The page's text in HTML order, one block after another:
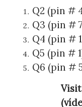
Q2 (pin #
Q3 (pin #
Q4 (pin #
Q5 (pin #
Q6 (pin #
Visitanos en YOUTUBE